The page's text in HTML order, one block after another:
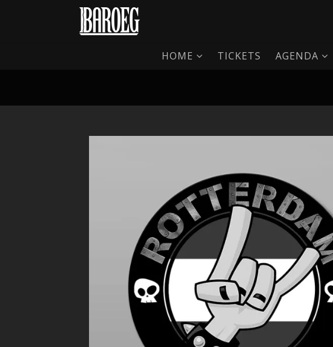
HOME TICKETS AGENDA